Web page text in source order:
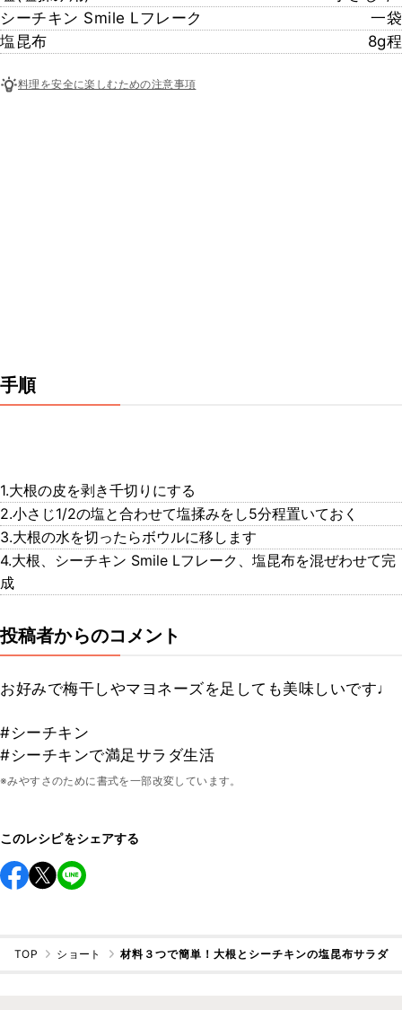
シーチキン Smile Lフレーク
一袋
塩昆布
8g程
料理を安全に楽しむための注意事項
手順
1.大根の皮を剥き千切りにする
2.小さじ1/2の塩と合わせて塩揉みをし5分程置いておく
3.大根の水を切ったらボウルに移します
4.大根、シーチキン Smile Lフレーク、塩昆布を混ぜわせて完
成
投稿者からのコメント
お好みで梅干しやマヨネーズを足しても美味しいです♩
#シーチキン
#シーチキンで満足サラダ生活
※みやすさのために書式を一部改変しています。
このレシピをシェアする
TOP ショート 材料３つで簡単！大根とシーチキンの塩昆布サラダ